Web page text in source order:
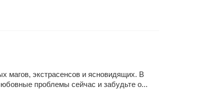
магов, экстрасенсов и ясновидящих. В
проблемы сейчас и забудьте о...